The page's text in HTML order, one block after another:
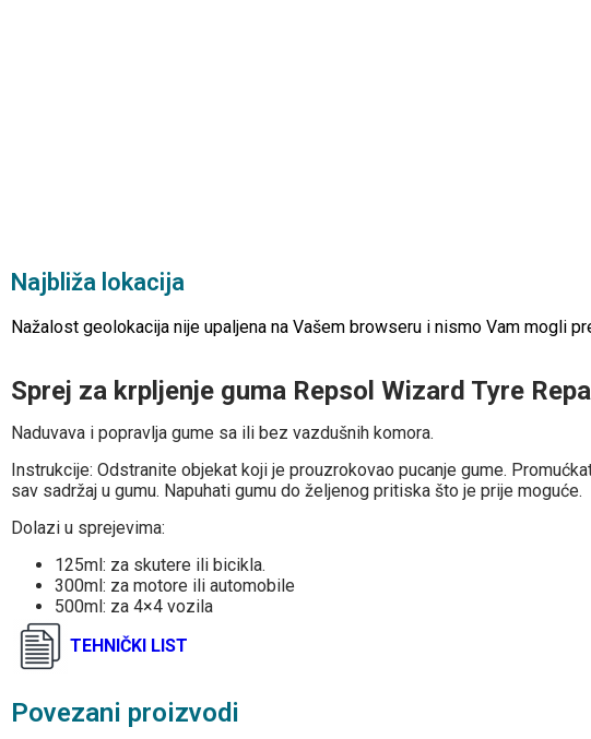
Najbliža lokacija
Nažalost geolokacija nije upaljena na Vašem browseru i nismo Vam mogli
Sprej za krpljenje guma Repsol Wizard Tyre
Naduvava i popravlja gume sa ili bez vazdušnih komora.
Instrukcije: Odstranite objekat koji je prouzrokovao pucanje gume.
sav sadržaj u gumu. Napuhati gumu do željenog pritiska što je prije moguće.
Dolazi u sprejevima:
125ml: za skutere ili bicikla.
300ml: za motore ili automobile
500ml: za 4×4 vozila
TEHNIČKI LIST
Povezani proizvodi